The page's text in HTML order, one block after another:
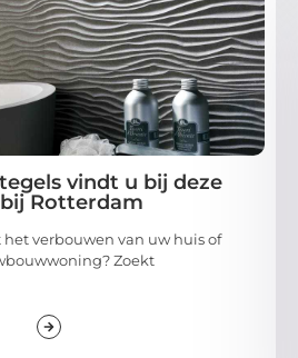
vindt u bij deze
Rotterdam
verbouwen van uw huis of
Zoekt